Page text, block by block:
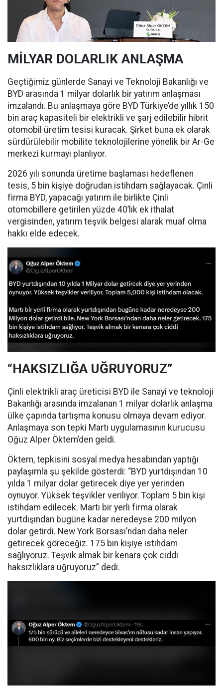
MİLYAR DOLARLIK ANLAŞMA
Geçtiğimiz günlerde Sanayi ve Teknoloji Bakanlığı ve
BYD arasında 1 milyar dolarlık bir yatırım anlaşması
imzalandı. Bu anlaşmaya göre BYD Türkiye’de yıllık 150
bin araç kapasiteli bir elektrikli ve şarj edilebilir hibrit
otomobil üretim tesisi kuracak. Şirket buna ek olarak
sürdürülebilir mobilite teknolojilerine yönelik bir Ar-Ge
merkezi kurmayı planlıyor.
2026 yılı sonunda üretime başlaması hedeflenen
tesis, 5 bin kişiye doğrudan istihdam sağlayacak. Çinli
firma BYD, yapacağı yatırım ile birlikte Çinli
otomobillere getirilen yüzde 40’lık ek ithalat
vergisinden, yatırım teşvik belgesi alarak muaf olma
hakkı elde edecek.
“HAKSIZLIĞA UĞRUYORUZ”
Çinli elektrikli araç üreticisi BYD ile Sanayi ve teknoloji
Bakanlığı arasında imzalanan 1 milyar dolarlık anlaşma
ülke çapında tartışma konusu olmaya devam ediyor.
Anlaşmaya son tepki Martı uygulamasının kurucusu
Oğuz Alper Öktem’den geldi.
Öktem, tepkisini sosyal medya hesabından yaptığı
paylaşımla şu şekilde gösterdi: “BYD yurtdışından 10
yılda 1 milyar dolar getirecek diye yer yerinden
oynuyor. Yüksek teşvikler veriliyor. Toplam 5 bin kişi
istihdam edilecek. Martı bir yerli firma olarak
yurtdışından bugüne kadar neredeyse 200 milyon
dolar getirdi. New York Borsası’ndan daha neler
getirecek göreceğiz. 175 bin kişiye istihdam
sağlıyoruz. Teşvik almak bir kenara çok ciddi
haksızlıklara uğruyoruz” dedi.